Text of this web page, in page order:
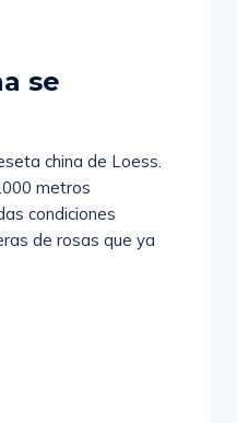
se
china de Loess.
metros
condiciones
de rosas que ya